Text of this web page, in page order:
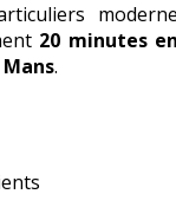
20 minutes
.